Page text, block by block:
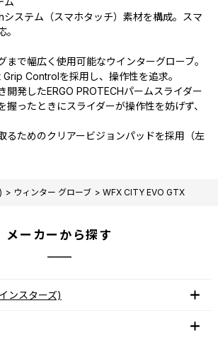
ステム（スマホタッチ）素材を構成。スマ
まで幅広く使用可能なウインターグローブ。
Controlを採用し、操作性を追求。
開発したERGO PROTECHパームスライダー
握ったときにスライダーが操作性を妨げず、
るためのクリアービジョンパッドを採用（左
> ウィンター グローブ > WFX CITY EVO GTX
メーカーから探す
ンスターズ)